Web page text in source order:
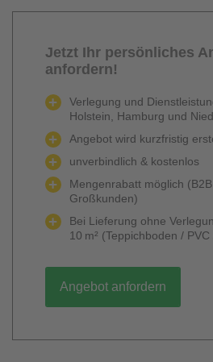
Jetzt Ihr persönliches
anfordern!
Verlegung und
Holstein, Hamburg und
Angebot wird kurzfristig
unverbindlich & kostenlos
Mengenrabatt möglich
Großkunden)
Bei Lieferung ohne
10 m² (Teppichboden /
Angebot anfordern